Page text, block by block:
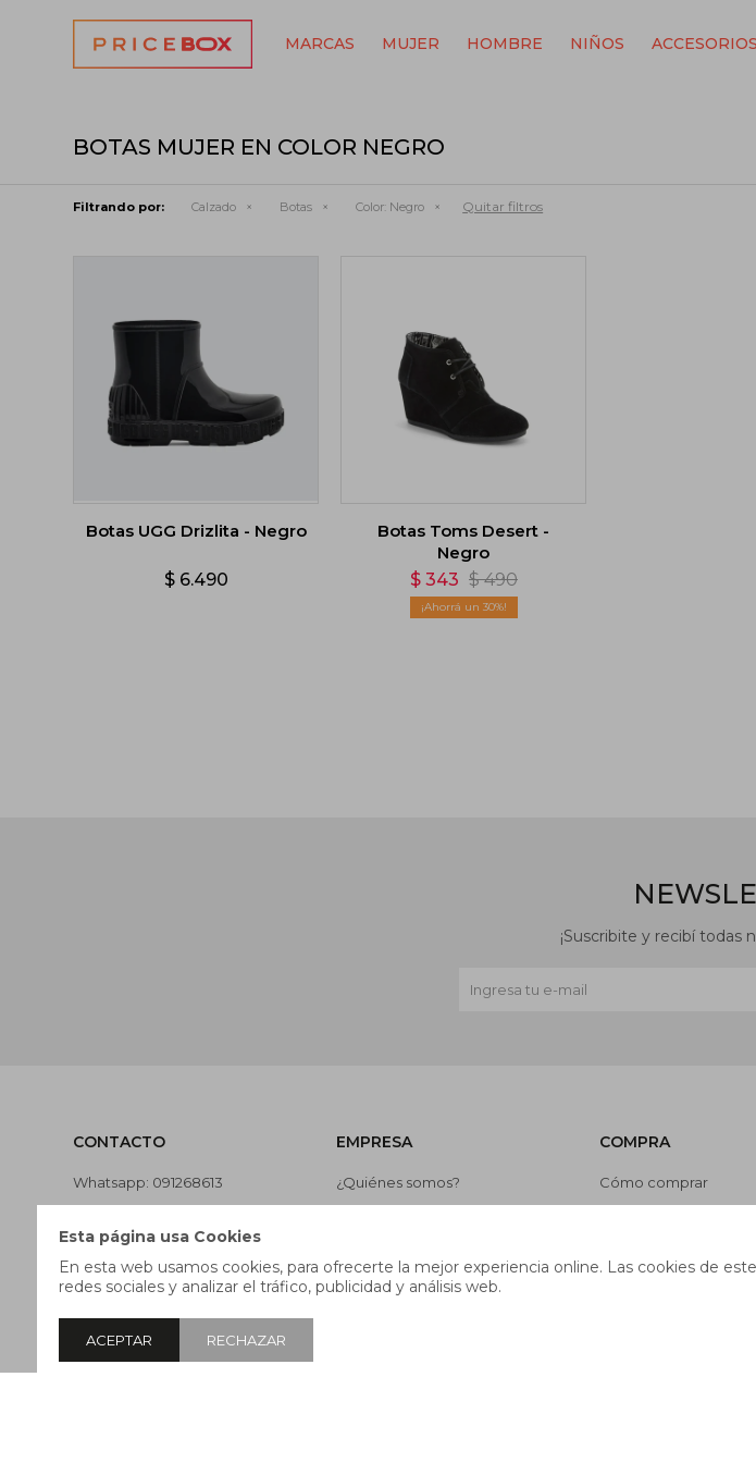
Esta página usa Cookies
En esta web usamos cookies, para ofrecerte la mejor experiencia online. Las cookies de
redes sociales y analizar el tráfico, publicidad y análisis web.
ACEPTAR RECHAZAR
MARCAS MUJER HOMBRE NIÑOS ACCESORIOS
BOTAS MUJER EN COLOR NEGRO
Filtrando por: Calzado Botas Color: Negro Quitar filtros
Botas UGG Drizlita - Negro
$ 6.490
Botas Toms Desert -
Negro
$ 343 $ 490
30
CONTACTO
Whatsapp: 091268613
Lunes a jueves de 9:00 a 13:00 y
de 14:00 a 17:45, viernes de 9:30
a 13:00 y de 14:00 a 17:45.
EMPRESA
¿Quiénes somos?
Nuestras tiendas
COMPRA
Cómo comprar
¡Suscribite y recibí todas